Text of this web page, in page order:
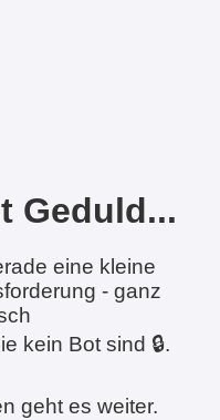
Geduld...
eine kleine
- ganz
kein Bot sind 🔒.
geht es weiter.